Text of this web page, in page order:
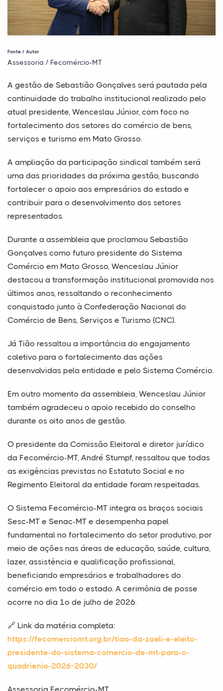
Fonte / Autor
Assessoria / Fecomércio-MT
A gestão de Sebastião Gonçalves será pautada pela
continuidade do trabalho institucional realizado pelo
atual presidente, Wenceslau Júnior, com foco no
fortalecimento dos setores do comércio de bens,
serviços e turismo em Mato Grosso.
A ampliação da participação sindical também será
uma das prioridades da próxima gestão, buscando
fortalecer o apoio aos empresários do estado e
contribuir para o desenvolvimento dos setores
representados.
Durante a assembleia que proclamou Sebastião
Gonçalves como futuro presidente do Sistema
Comércio em Mato Grosso, Wenceslau Júnior
destacou a transformação institucional promovida nos
últimos anos, ressaltando o reconhecimento
conquistado junto à Confederação Nacional do
Comércio de Bens, Serviços e Turismo (CNC).
Já Tião ressaltou a importância do engajamento
coletivo para o fortalecimento das ações
desenvolvidas pela entidade e pelo Sistema Comércio.
Em outro momento da assembleia, Wenceslau Júnior
também agradeceu o apoio recebido do conselho
durante os oito anos de gestão.
O presidente da Comissão Eleitoral e diretor jurídico
da Fecomércio-MT, André Stumpf, ressaltou que todas
as exigências previstas no Estatuto Social e no
Regimento Eleitoral da entidade foram respeitadas.
O Sistema Fecomércio-MT integra os braços sociais
Sesc-MT e Senac-MT e desempenha papel
fundamental no fortalecimento do setor produtivo, por
meio de ações nas áreas de educação, saúde, cultura,
lazer, assistência e qualificação profissional,
beneficiando empresários e trabalhadores do
comércio em todo o estado. A cerimônia de posse
ocorre no dia 1º de julho de 2026.
🔗 Link da matéria completa:
https://fecomerciomt.org.br/tiao-da-zaeli-e-eleito-
presidente-do-sistema-comercio-de-mt-para-o-
quadrienio-2026-2030/
Assessoria Fecomércio-MT.